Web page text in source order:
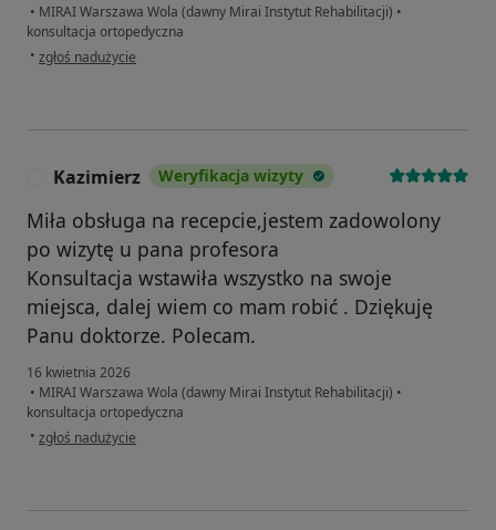
• MIRAI Warszawa Wola (dawny Mirai Instytut Rehabilitacji) •
konsultacja ortopedyczna
• w opinii użytkownika Barbara
zgłoś nadużycie
Kazimierz Weryfikacja wizyty
Miła obsługa na recepcie,jestem zadowolony
po wizytę u pana profesora
Konsultacja wstawiła wszystko na swoje
miejsca, dalej wiem co mam robić . Dziękuję
Panu doktorze. Polecam.
16 kwietnia 2026
• MIRAI Warszawa Wola (dawny Mirai Instytut Rehabilitacji) •
konsultacja ortopedyczna
• w opinii użytkownika Kazimierz
zgłoś nadużycie